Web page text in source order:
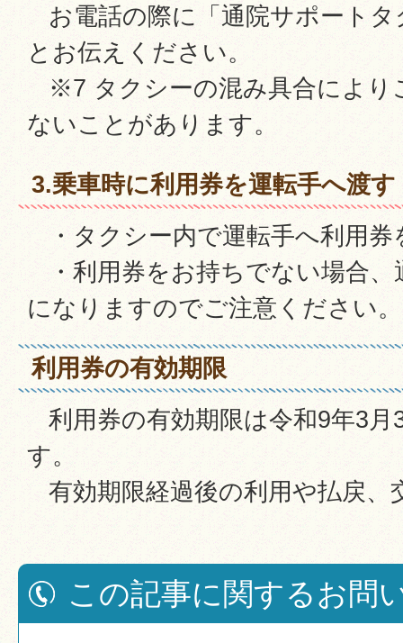
お電話の際に「通院サポート
とお伝えください。
※7 タクシーの混み具合により
ないことがあります。
3.乗車時に利用券を運転手へ渡す
・タクシー内で運転手へ利用券
・利用券をお持ちでない場合、
になりますのでご注意ください。
利用券の有効期限
利用券の有効期限は令和9年3月
す。
有効期限経過後の利用や払戻、
この記事に関するお問